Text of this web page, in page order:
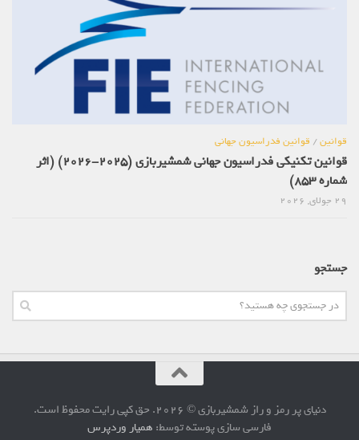
قوانین/قوانین فدراسیون جهانی
قوانین تکنیکی فدراسیون جهانی شمشیربازی (2025-2026) (اثر
شماره 853)
جستجو
دنیای پر رمز و راز شمشیربازی © 2026. حق کپی رایت محفوظ است.
فارسی سازی پوسته توسط:همیار وردپرس